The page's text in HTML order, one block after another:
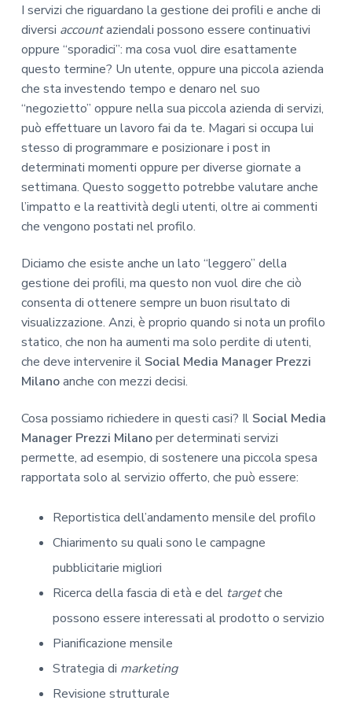
I servizi che riguardano la gestione dei profili e anche di
diversi accountaziendali possono essere continuativi
oppure “sporadici”: ma cosa vuol dire esattamente
questo termine? Un utente, oppure una piccola azienda
che sta investendo tempo e denaro nel suo
“negozietto” oppure nella sua piccola azienda di servizi,
può effettuare un lavoro fai da te. Magari si occupa lui
stesso di programmare e posizionare i post in
determinati momenti oppure per diverse giornate a
settimana. Questo soggetto potrebbe valutare anche
l’impatto e la reattività degli utenti, oltre ai commenti
che vengono postati nel profilo.
Diciamo che esiste anche un lato “leggero” della
gestione dei profili, ma questo non vuol dire che ciò
consenta di ottenere sempre un buon risultato di
visualizzazione. Anzi, è proprio quando si nota un profilo
statico, che non ha aumenti ma solo perdite di utenti,
che deve intervenire ilSocial Media Manager Prezzi
Milanoanche con mezzi decisi.
Cosa possiamo richiedere in questi casi? Il Social Media
Manager Prezzi Milanoper determinati servizi
permette, ad esempio, di sostenere una piccola spesa
rapportata solo al servizio offerto, che può essere:
Reportistica dell’andamento mensile del profilo
Chiarimento su quali sono le campagne
pubblicitarie migliori
Ricerca della fascia di età e del targetche
possono essere interessati al prodotto o servizio
Pianificazione mensile
Strategia di marketing
Revisione strutturale